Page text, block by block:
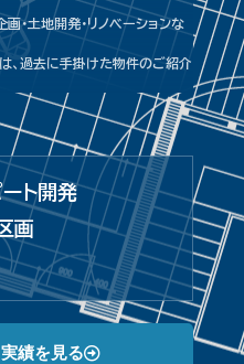
画･土地開発･リノベーションな
、過去に手掛けた物件のご紹介
ト開発
画
実績を見る